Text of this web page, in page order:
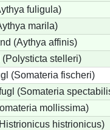
fuligula)
marila)
(Aythya affinis)
stelleri)
(Somateria fischeri)
(Somateria
mollissima)
histrionicus)